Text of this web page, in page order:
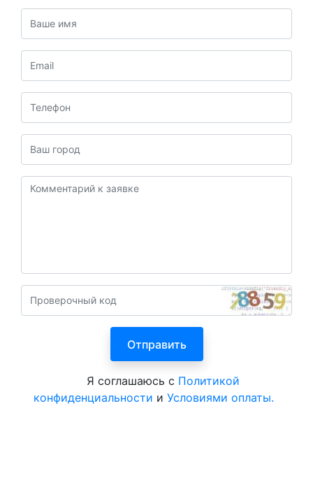
Я соглашаюсь с Политикой
конфиденциальности и Условиями оплаты.